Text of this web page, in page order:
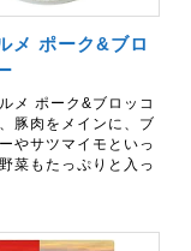
メ ポーク&ブロ
メ ポーク&ブロッコ
豚肉をメインに、ブ
やサツマイモといっ
菜もたっぷりと入っ